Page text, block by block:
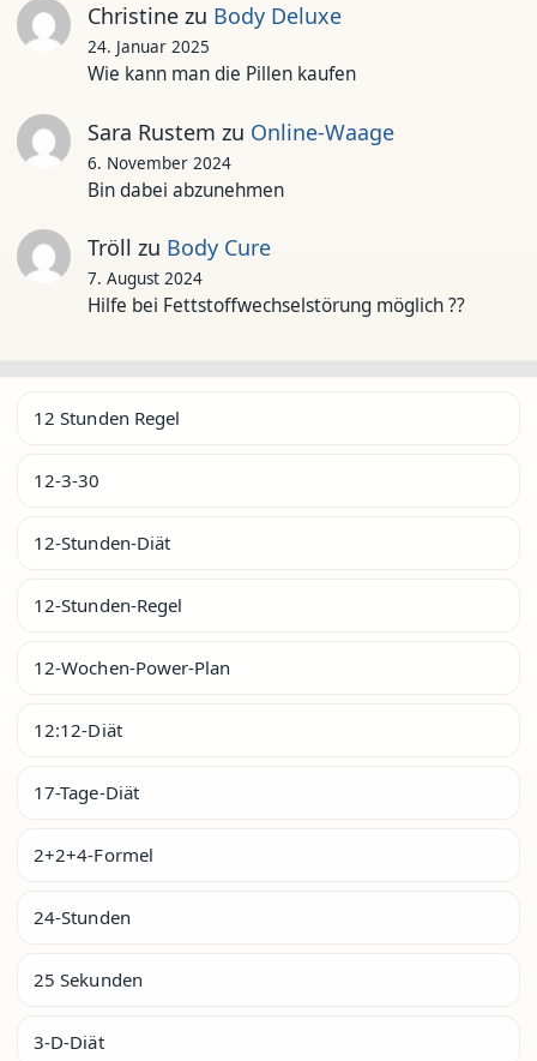
Christinezu Body Deluxe
24. Januar 2025
Wie kann man die Pillen kaufen
Sara Rustem zu Online-Waage
6. November 2024
Bin dabei abzunehmen
Tröll zu Body Cure
7. August 2024
Hilfe bei Fettstoffwechselstörung möglich ??
12 Stunden Regel
12-3-30
12-Stunden-Diät
12-Stunden-Regel
12-Wochen-Power-Plan
12:12-Diät
17-Tage-Diät
2+2+4-Formel
24-Stunden
25 Sekunden
3-D-Diät